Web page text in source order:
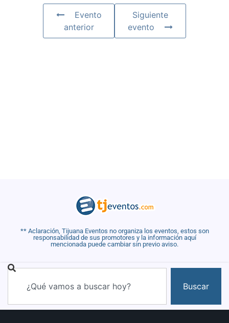
Evento
anterior
Siguiente
evento
** Aclaración, Tijuana Eventos no organiza los eventos, estos son
responsabilidad de sus promotores y la información aquí
mencionada puede cambiar sin previo aviso.
Buscar